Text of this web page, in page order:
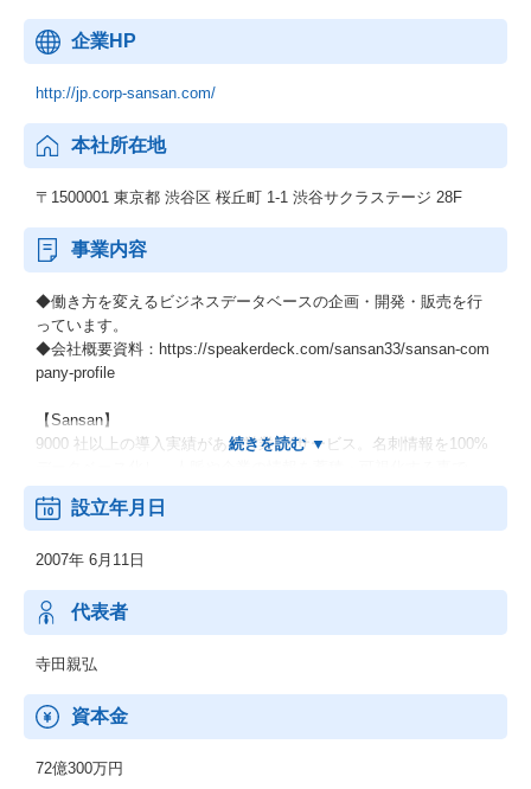
企業HP
http://jp.corp-sansan.com/
本社所在地
〒1500001 東京都 渋谷区 桜丘町 1-1 渋谷サクラステージ 28F
事業内容
◆働き方を変えるビジネスデータベースの企画・開発・販売を行
っています。
◆会社概要資料：https://speakerdeck.com/sansan33/sansan-com
pany-profile
【Sansan】
9000 社以上の導入実績がある営業DXサービス。名刺情報を100%
顧客管理・営業管理の基盤を作る事ができます。企業の業績や売
上高や従業員数などのハードデータと、利用企業と顧客との接点
す。営業・マーケティング活動に最適なデータを活用できるサー
ビスです。
【Bill One】
紙の請求書、PDFの請求書などあらゆる請求書がデータ化され、
2020年5月からリリースし、売上の20％を占めるまで成長！新規機
能も追加され、「バージョン４」の段階、24年後半にも新規追加
設立年月日
2007年 6月11日
代表者
寺田親弘
資本金
72億300万円